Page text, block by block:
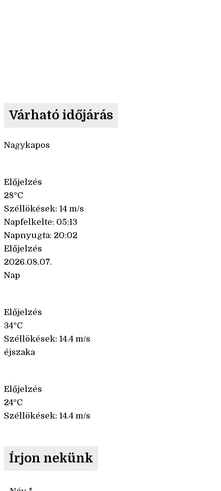
Várható időjárás
Nagykapos
Előjelzés
28°C
Széllökések: 14 m/s
Napfelkelte: 05:13
Napnyugta: 20:02
Előjelzés
2026.08.07.
Nap
Előjelzés
34°C
Széllökések: 14.4 m/s
éjszaka
Előjelzés
24°C
Széllökések: 14.4 m/s
Írjon nekünk